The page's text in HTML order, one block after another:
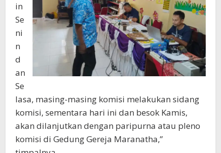
in
Se
ni
n
d
an
Se
lasa, masing-masing komisi melakukan sidang
komisi, sementara hari ini dan besok Kamis,
akan dilanjutkan dengan paripurna atau pleno
komisi di Gedung Gereja Maranatha,”